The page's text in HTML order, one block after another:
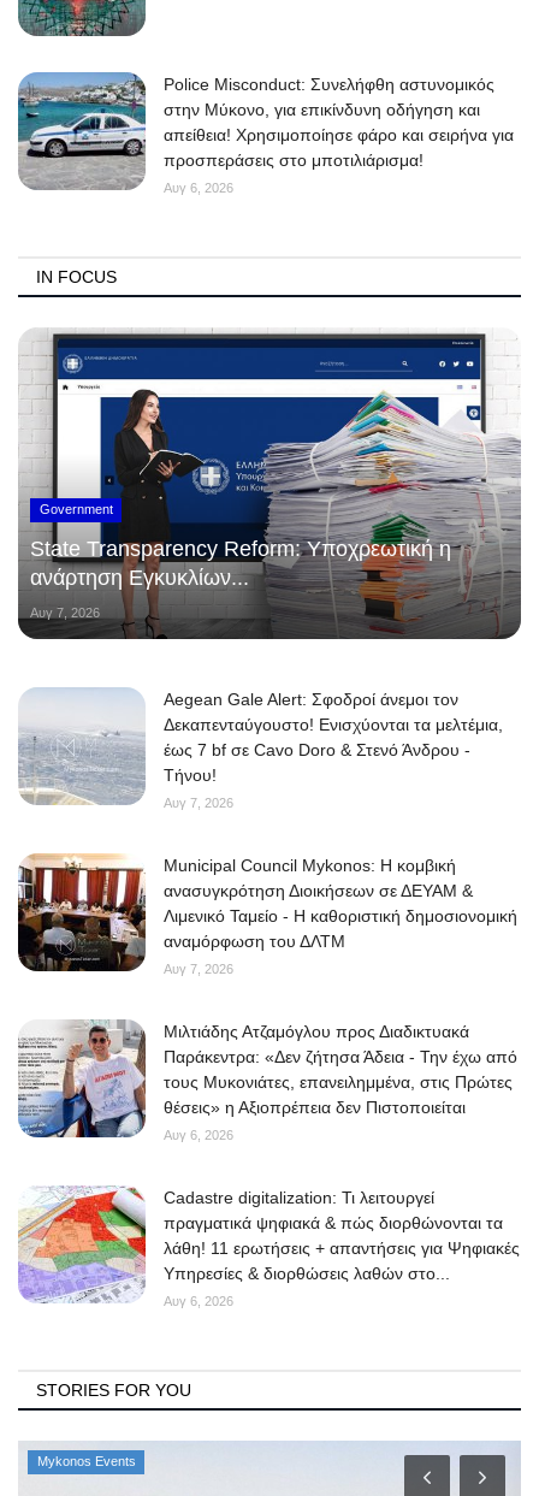
Police Misconduct: Συνελήφθη αστυνομικός
στην Μύκονο, για επικίνδυνη οδήγηση και
απείθεια! Χρησιμοποίησε φάρο και σειρήνα για
προσπεράσεις στο μποτιλιάρισμα!
Αυγ 6, 2026
IN FOCUS
Government
State Transparency Reform: Υποχρεωτική η
ανάρτηση Εγκυκλίων...
Αυγ 7, 2026
Aegean Gale Alert: Σφοδροί άνεμοι τον
Δεκαπενταύγουστο! Ενισχύονται τα μελτέμια,
έως 7 bf σε Cavo Doro & Στενό Άνδρου -
Τήνου!
Αυγ 7, 2026
Municipal Council Mykonos: Η κομβική
ανασυγκρότηση Διοικήσεων σε ΔΕΥΑΜ &
Λιμενικό Ταμείο - Η καθοριστική δημοσιονομική
αναμόρφωση του ΔΛΤΜ
Αυγ 7, 2026
Μιλτιάδης Ατζαμόγλου προς Διαδικτυακά
Παράκεντρα: «Δεν ζήτησα Άδεια - Την έχω από
τους Μυκονιάτες, επανειλημμένα, στις Πρώτες
θέσεις» η Αξιοπρέπεια δεν Πιστοποιείται
Αυγ 6, 2026
Cadastre digitalization: Τι λειτουργεί
πραγματικά ψηφιακά & πώς διορθώνονται τα
λάθη! 11 ερωτήσεις + απαντήσεις για Ψηφιακές
Υπηρεσίες & διορθώσεις λαθών στο...
Αυγ 6, 2026
STORIES FOR YOU
Mykonos Events